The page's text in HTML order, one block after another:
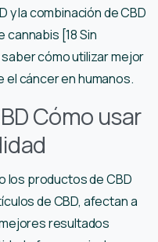
y la combinación de CBD
[18 Sin
cómo utilizar mejor
cáncer en humanos.
Cómo usar
los productos de CBD
de CBD, afectan a
resultados